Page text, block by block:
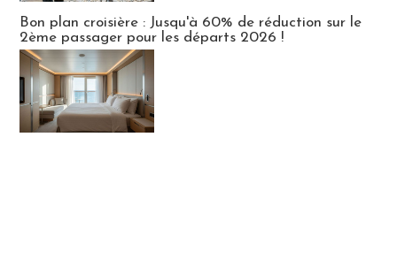
Bon plan croisière : Jusqu'à 60% de réduction sur le
2ème passager pour les départs 2026 !